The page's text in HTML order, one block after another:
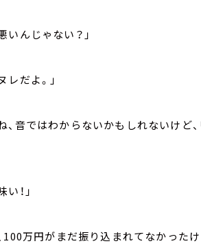
いんじゃない？」
レだよ。」
、音ではわからないかもしれないけ
！」
100万円がまだ振り込まれてなかったけど